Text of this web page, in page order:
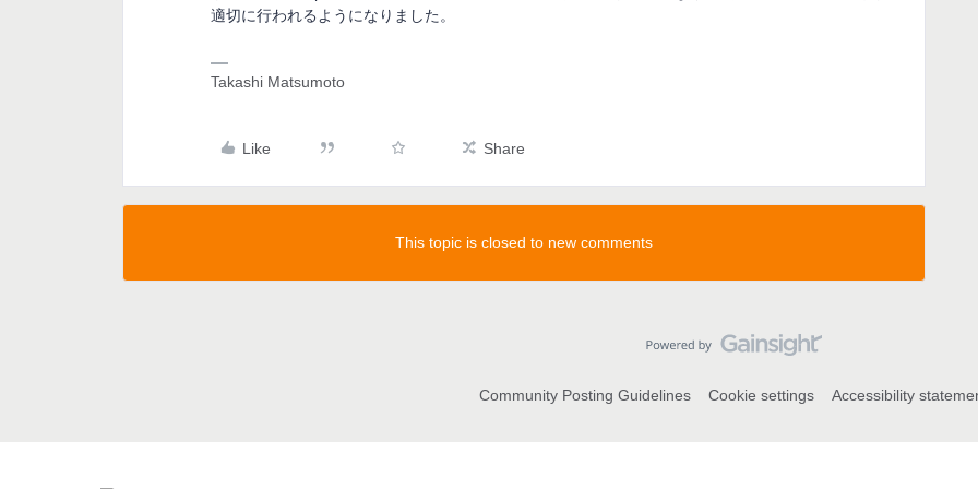
適切に行われるようになりました。
Takashi Matsumoto
Like Share
This topic is closed to new comments
Community Posting Guidelines Cookie settings Accessibility